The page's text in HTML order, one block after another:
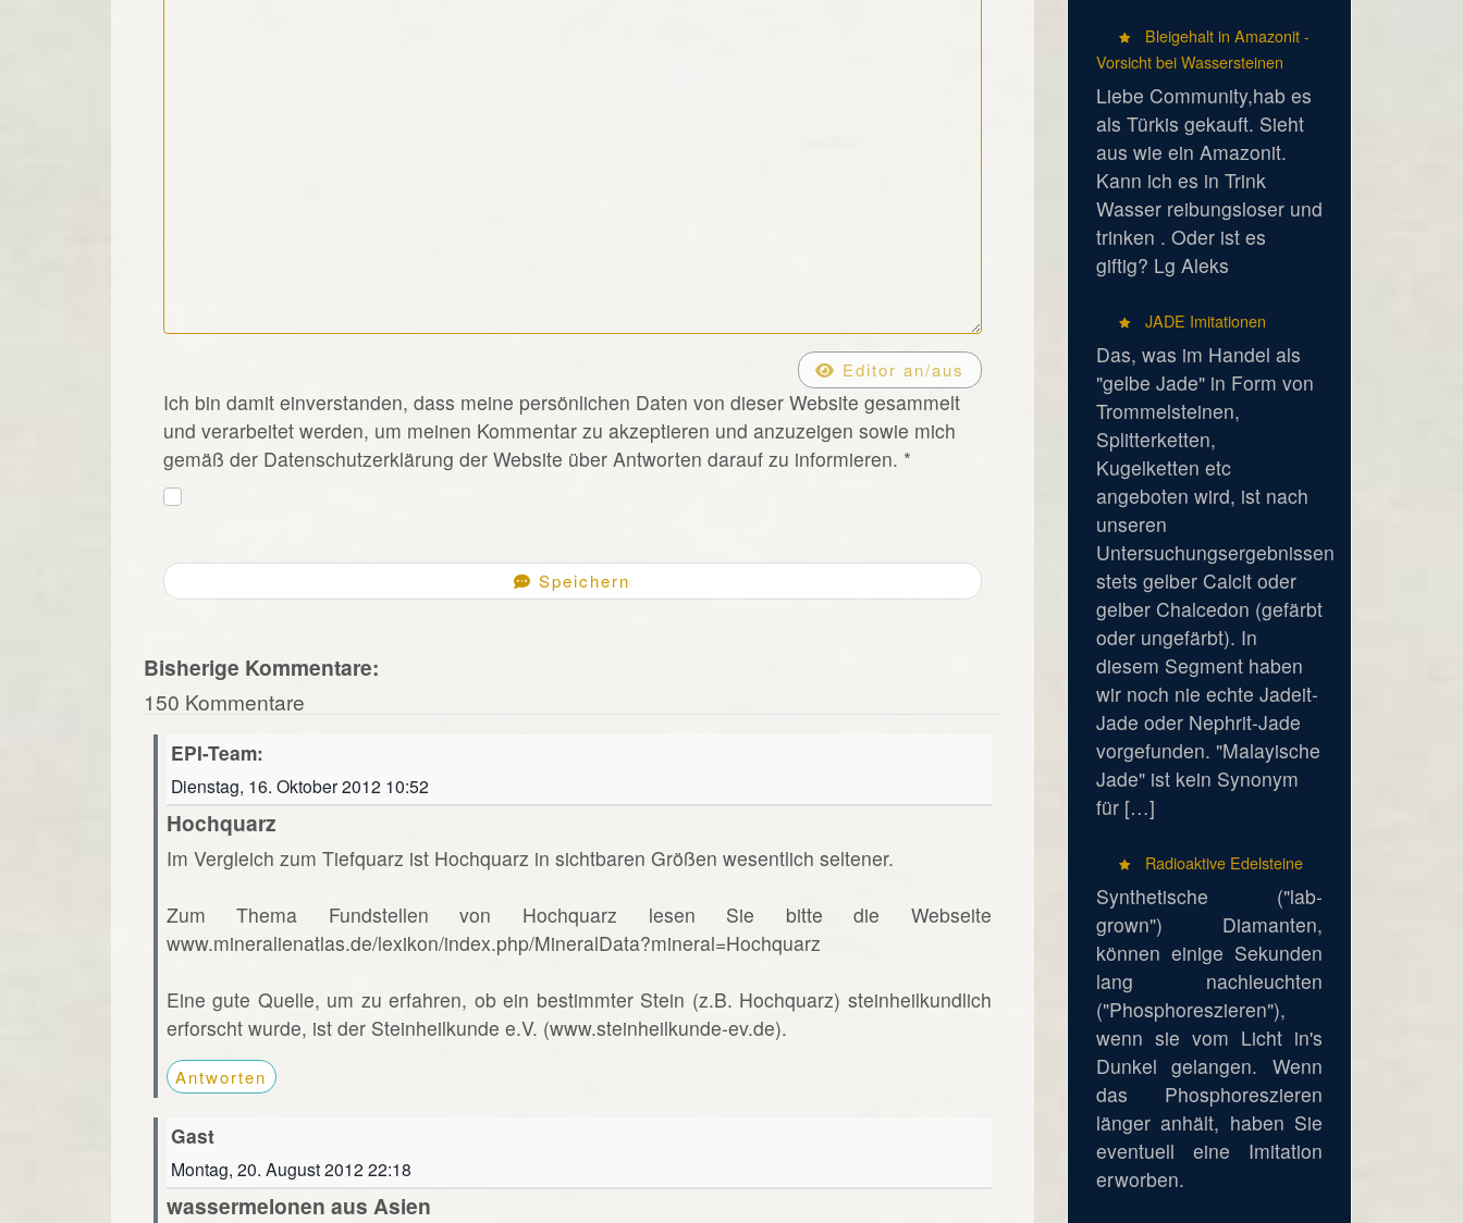
Editor an/aus
Ich bin damit einverstanden, dass meine persönlichen Daten von dieser Website gesammelt
und verarbeitet werden, um meinen Kommentar zu akzeptieren und anzuzeigen sowie mich
gemäß der Datenschutzerklärung der Website über Antworten darauf zu informieren. *
Speichern
Bisherige Kommentare:
150 Kommentare
EPI-Team:
Dienstag, 16. Oktober 2012 10:52
Hochquarz
Im Vergleich zum Tiefquarz ist Hochquarz in sichtbaren Größen wesentlich seltener.
Zum Thema Fundstellen von Hochquarz lesen Sie bitte die Webseite
www.mineralienatlas.de/lexikon/index.php/MineralData?mineral=Hochquarz
Eine gute Quelle, um zu erfahren, ob ein bestimmter Stein (z.B. Hochquarz) steinheilkundlich
erforscht wurde, ist der Steinheilkunde e.V. (www.steinheilkunde-ev.de).
Antworten
Gast
Montag, 20. August 2012 22:18
wassermelonen aus Asien
Bleigehalt in Amazonit -
Vorsicht bei Wassersteinen
Liebe Community,hab es
als Türkis gekauft. Sieht
aus wie ein Amazonit.
Kann ich es in Trink
Wasser reibungsloser und
trinken . Oder ist es
giftig? Lg Aleks
JADE Imitationen
Das, was im Handel als
"gelbe Jade" in Form von
Trommelsteinen,
Splitterketten,
Kugelketten etc
angeboten wird, ist nach
unseren
Untersuchungsergebnissen
stets gelber Calcit oder
gelber Chalcedon (gefärbt
oder ungefärbt). In
diesem Segment haben
wir noch nie echte Jadeit-
Jade oder Nephrit-Jade
vorgefunden. "Malayische
Jade" ist kein Synonym
für […]
Radioaktive Edelsteine
Synthetische ("lab-
grown") Diamanten,
können einige Sekunden
lang nachleuchten
("Phosphoreszieren"),
wenn sie vom Licht in's
Dunkel gelangen. Wenn
das Phosphoreszieren
länger anhält, haben Sie
eventuell eine Imitation
erworben.